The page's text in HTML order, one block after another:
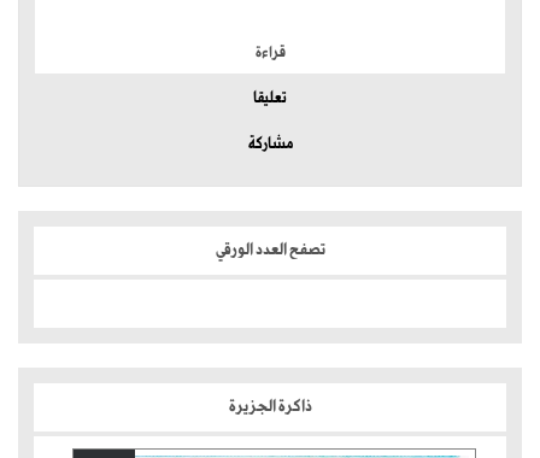
قراءة
تعليقا
مشاركة
تصفح العدد الورقي
ذاكرة الجزيرة